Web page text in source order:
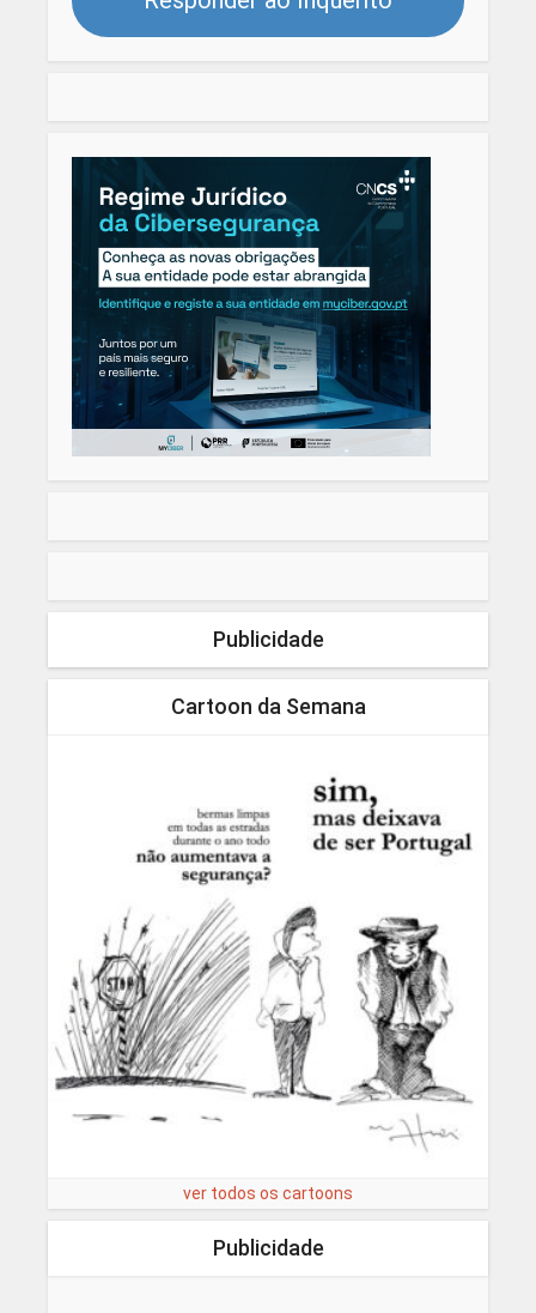
Publicidade
Cartoon da Semana
ver todos os cartoons
Publicidade